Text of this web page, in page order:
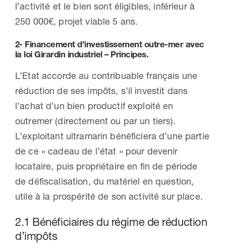
l’activité et le bien sont éligibles, inférieur à
250 000€, projet viable 5 ans.
2- Financement d’investissement outre-mer avec
la loi Girardin industriel – Principes.
L’Etat accorde au contribuable français une
réduction de ses impôts, s’il investit dans
l’achat d’un bien productif exploité en
outremer (directement ou par un tiers).
L’exploitant ultramarin bénéficiera d’une partie
de ce « cadeau de l’état » pour devenir
locataire, puis propriétaire en fin de période
de défiscalisation, du matériel en question,
utile à la prospérité de son activité sur place.
2.1 Bénéficiaires du régime de réduction
d’impôts